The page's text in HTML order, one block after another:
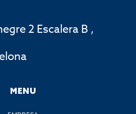
2 Escalera B ,
MENU